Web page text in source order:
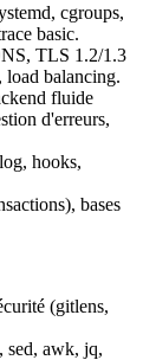
cgroups,
basic.
TLS 1.2/1.3
balancing.
fluide
d'erreurs,
hooks,
bases
(gitlens,
sed, awk, jq,